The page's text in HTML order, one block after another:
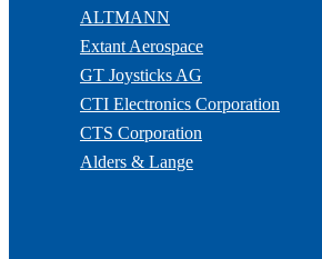
ALTMANN
Extant Aerospace
GT Joysticks AG
CTI Electronics Corporation
CTS Corporation
Alders & Lange